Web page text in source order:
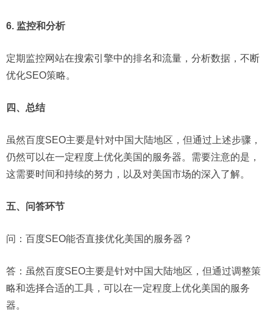
6. 监控和分析
定期监控网站在搜索引擎中的排名和流量，分析数据，不断
优化SEO策略。
四、总结
虽然百度SEO主要是针对中国大陆地区，但通过上述步骤，
仍然可以在一定程度上优化美国的服务器。需要注意的是，
这需要时间和持续的努力，以及对美国市场的深入了解。
五、问答环节
问： 百度SEO能否直接优化美国的服务器？
答：虽然百度SEO主要是针对中国大陆地区，但通过调整策
略和选择合适的工具，可以在一定程度上优化美国的服务
器。